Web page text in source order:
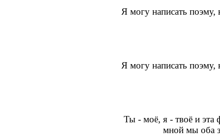
Я могу написать
Я могу написать
Ты - моё, я - твоё и эта
мной мы оба